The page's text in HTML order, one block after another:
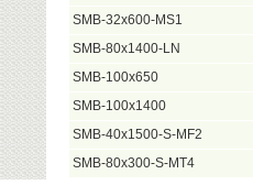
SMB-32x600-MS1
SMB-80x1400-LN
SMB-100x650
SMB-100x1400
SMB-40x1500-S-MF2
SMB-80x300-S-MT4